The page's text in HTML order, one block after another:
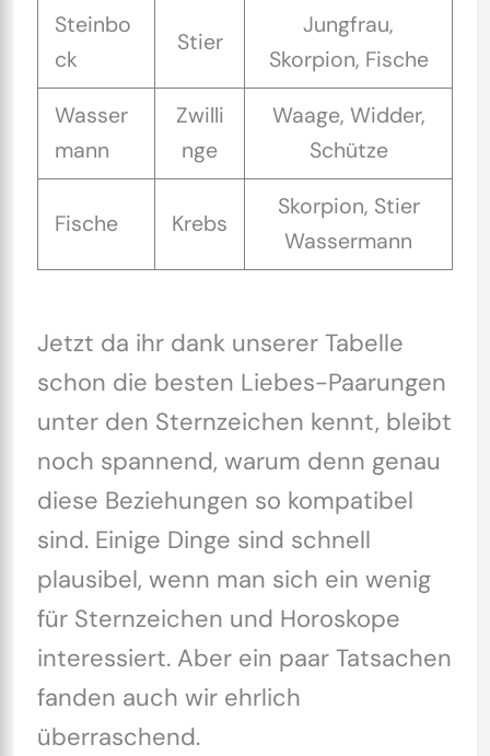
Steinbo
ck
Stier
Jungfrau,
Skorpion, Fische
Wasser
mann
Zwilli
nge
Waage, Widder,
Schütze
Fische Krebs
Skorpion, Stier
Wassermann
Jetzt da ihr dank unserer Tabelle
schon die besten Liebes-Paarungen
unter den Sternzeichen kennt, bleibt
noch spannend, warum denn genau
diese Beziehungen so kompatibel
sind. Einige Dinge sind schnell
plausibel, wenn man sich ein wenig
für Sternzeichen und Horoskope
interessiert. Aber ein paar Tatsachen
fanden auch wir ehrlich
überraschend.